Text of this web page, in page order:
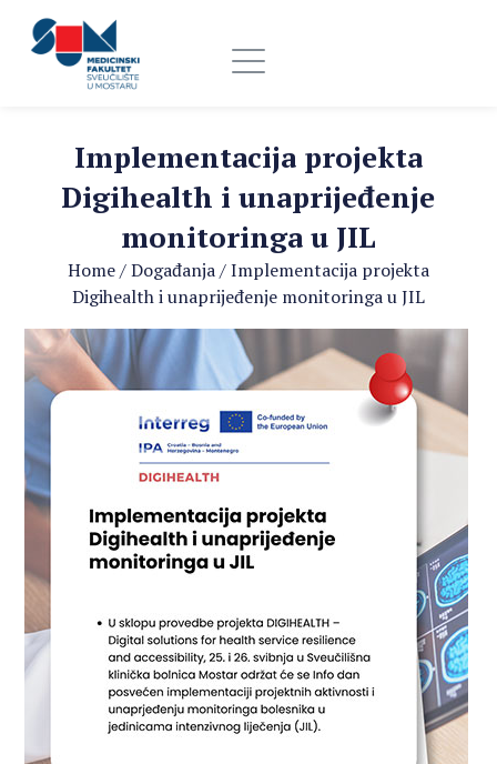
Implementacija projekta
Digihealth i unaprijeđenje
monitoringa u JIL
Home/Događanja/Implementacija projekta
Digihealth i unaprijeđenje monitoringa u JIL